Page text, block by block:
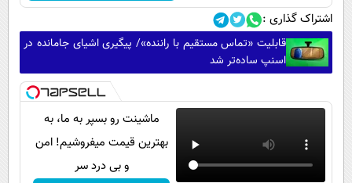
اشتراک گذاری :
قابلیت «تماس مستقیم با راننده»/ پیگیری اشیای جامانده در
اسنپ ساده‌تر شد
ماشینت رو بسپر به ما، به
بهترین قیمت میفروشیم! امن
و بی درد سر